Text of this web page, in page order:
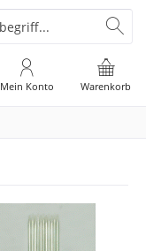
Warenkorb
Mein Konto